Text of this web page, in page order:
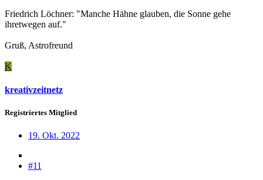
Friedrich Löchner: "Manche Hähne glauben, die Sonne gehe
ihretwegen auf."
Gruß, Astrofreund
K
kreativzeitnetz
Registriertes Mitglied
19. Okt. 2022
#11